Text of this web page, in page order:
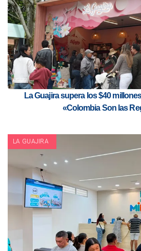
La Guajira supera los $40
«Colombia Son las
LA GUAJIRA